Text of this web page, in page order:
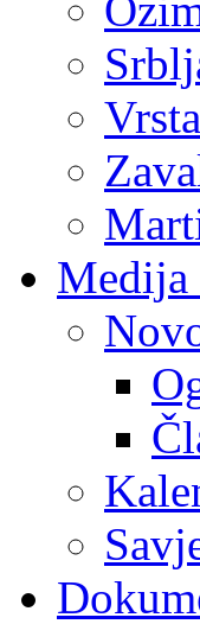
Vrsta
Medija